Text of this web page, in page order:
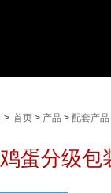
> 首页 > 产品 > 配套产品
鸡蛋分级包